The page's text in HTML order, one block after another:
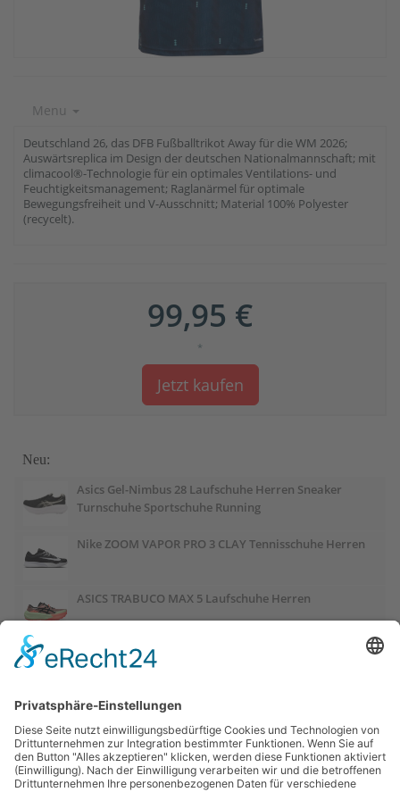
Menu
Deutschland 26, das DFB Fußballtrikot Away für die WM 2026;
Auswärtsreplica im Design der deutschen Nationalmannschaft; mit
climacool®-Technologie für ein optimales Ventilations- und
Feuchtigkeitsmanagement; Raglanärmel für optimale
Bewegungsfreiheit und V-Ausschnitt; Material 100% Polyester
(recycelt).
99,95 €
*
Jetzt kaufen
Neu:
Asics Gel-Nimbus 28 Laufschuhe Herren Sneaker
Turnschuhe Sportschuhe Running
Nike ZOOM VAPOR PRO 3 CLAY Tennisschuhe Herren
ASICS TRABUCO MAX 5 Laufschuhe Herren
ASICS GEL-PULSE 17 Laufschuhe Damen
Salomon OUTCHILL Winterschuhe Damen
ASICS GEL-CUMULUS 28 Laufschuhe Damen